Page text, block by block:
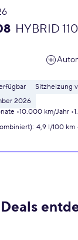
HYBRID
Sitzheizung
2026
10.000 km/Jahr
: 4,9 l/100 km